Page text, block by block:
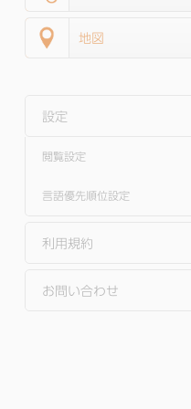
地図
設定
閲覧設定
言語優先順位設定
利用規約
お問い合わせ